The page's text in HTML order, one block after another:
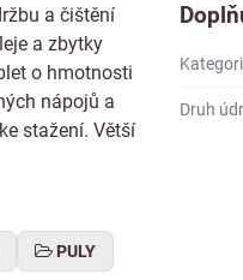
a čištění
a zbytky
o hmotnosti
nápojů a
stažení. Větší
PULY
Druh